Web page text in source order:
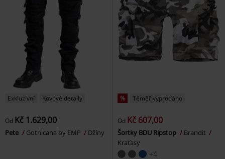
Exkluzivní Kovové detaily
Od Kč 1.629,00
Pete Gothicana by EMP Džíny
% Téměř vyprodáno
Od Kč 607,00
Šortky BDU Ripstop
Brandit
Kraťasy
+4